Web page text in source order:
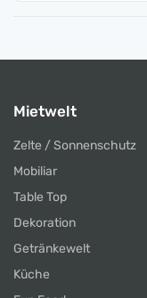
Mietwelt
Zelte / Sonnenschutz
Mobiliar
Table Top
Dekoration
Getränkewelt
Küche